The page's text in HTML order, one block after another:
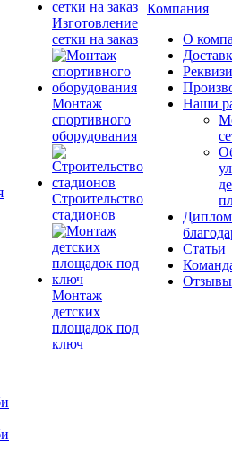
Изготовление
сетки на заказ
Монтаж
спортивного
оборудования
Строительство
стадионов
Монтаж
детских
площадок под
ключ
Компания
О
Наши
Статьи
Отзывы